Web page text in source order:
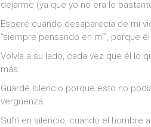
dejarme (ya que yo no era lo
Esperé cuando desaparecía de mi
“siempre pensando en mí”, porque
Volvía a su lado, cada vez que él lo
más.
Guardé silencio porque esto no
vergüenza.
Sufrí en silencio, cuando el hombre